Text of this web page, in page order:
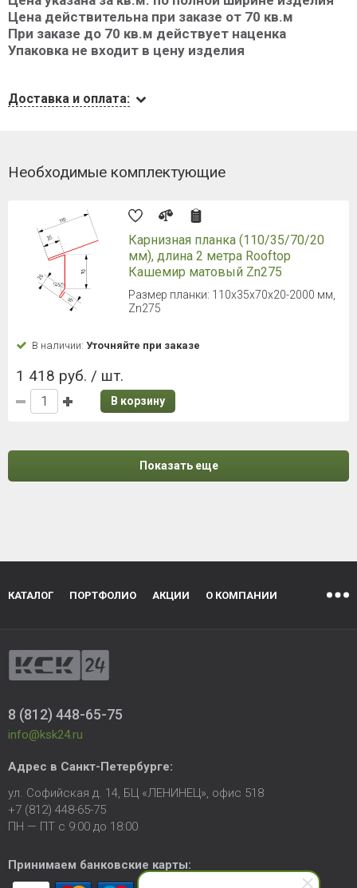
Цена действительна при заказе от 70 кв.м
При заказе до 70 кв.м действует наценка
Упаковка не входит в цену изделия
Доставка и оплата:
Необходимые комплектующие
Карнизная планка (110/35/70/20
мм), длина 2 метра Rooftop
Кашемир матовый Zn275
Размер планки: 110х35х70х20-2000 мм,
Zn275
В наличии: Уточняйте при заказе
1 418 руб. / шт.
В корзину
Показать еще
КАТАЛОГ ПОРТФОЛИО АКЦИИ О КОМПАНИИ
8 (812) 448-65-75
info@ksk24.ru
Адрес в Санкт-Петербурге:
ул. Софийская д. 14, БЦ «ЛЕНИНЕЦ», офис 518
+7 (812) 448-65-75
ПН — ПТ с 9:00 до 18:00
Принимаем банковские карты: